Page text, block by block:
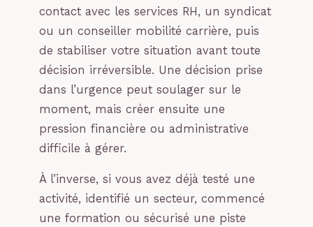
contact avec les services RH, un syndicat
ou un conseiller mobilité carrière, puis
de stabiliser votre situation avant toute
décision irréversible. Une décision prise
dans l’urgence peut soulager sur le
moment, mais créer ensuite une
pression financière ou administrative
difficile à gérer.
À l’inverse, si vous avez déjà testé une
activité, identifié un secteur, commencé
une formation ou sécurisé une piste